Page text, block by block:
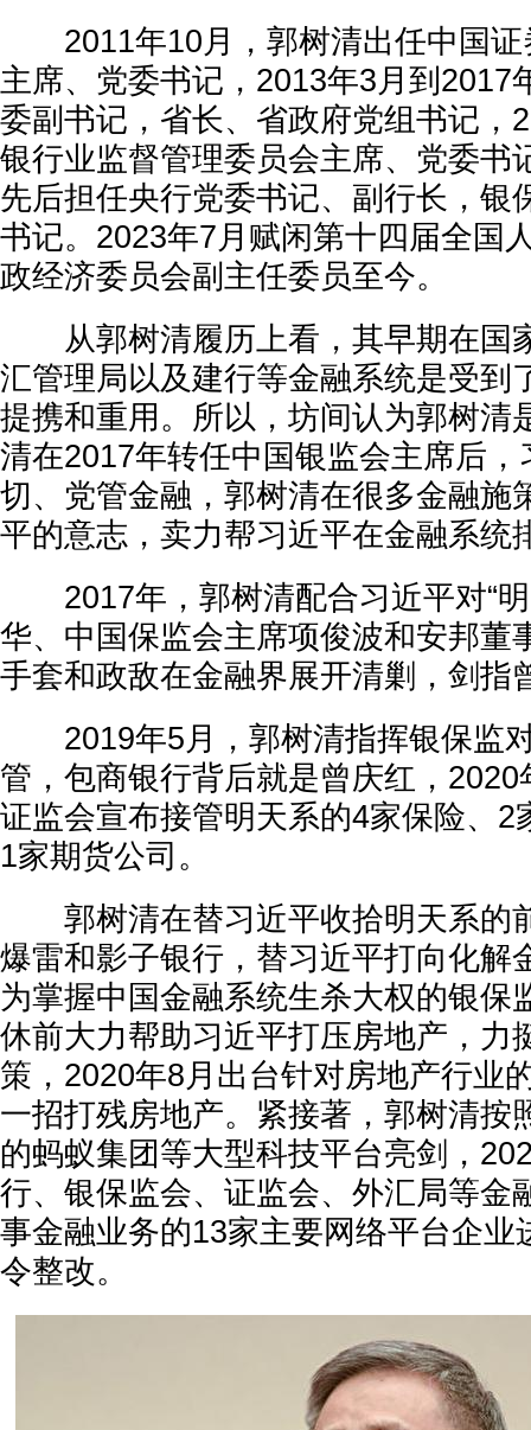
2011年10月，郭树清出任中国证
主席、党委书记，2013年3月到2017
委副书记，省长、省政府党组书记，
银行业监督管理委员会主席、党委书
先后担任央行党委书记、副行长，银
书记。2023年7月赋闲第十四届全国
政经济委员会副主任委员至今。
从郭树清履历上看，其早期在国
汇管理局以及建行等金融系统是受到
提携和重用。所以，坊间认为郭树清
清在2017年转任中国银监会主席后，
切、党管金融，郭树清在很多金融施
平的意志，卖力帮习近平在金融系统
2017年，郭树清配合习近平对“明
华、中国保监会主席项俊波和安邦董
手套和政敌在金融界展开清剿，剑指
2019年5月，郭树清指挥银保监
管，包商银行背后就是曾庆红，
证监会宣布接管明天系的4家保险、2
1家期货公司。
郭树清在替习近平收拾明天系的
爆雷和影子银行，替习近平打向化解
为掌握中国金融系统生杀大权的银保
休前大力帮助习近平打压房地产，力
策，2020年8月出台针对房地产行业
一招打残房地产。紧接著，郭树清按
的蚂蚁集团等大型科技平台亮剑，
行、银保监会、证监会、外汇局等金
事金融业务的13家主要网络平台企业
令整改。